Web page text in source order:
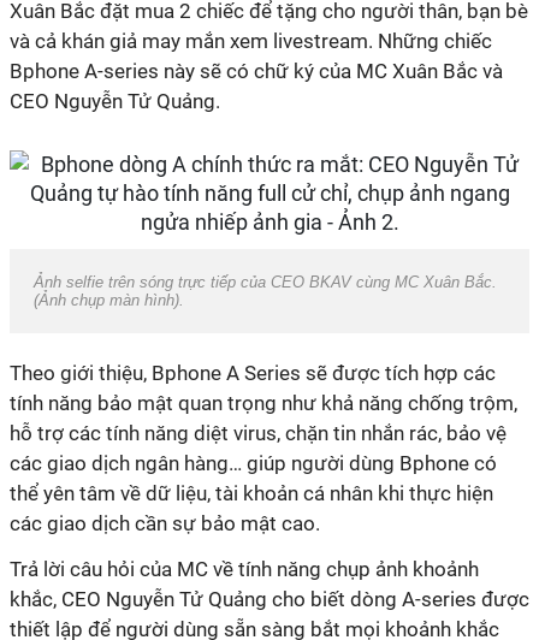
Xuân Bắc đặt mua 2 chiếc để tặng cho người thân, bạn bè
và cả khán giả may mắn xem livestream. Những chiếc
Bphone A-series này sẽ có chữ ký của MC Xuân Bắc và
CEO Nguyễn Tử Quảng.
Ảnh selfie trên sóng trực tiếp của CEO BKAV cùng MC Xuân Bắc.
(Ảnh chụp màn hình).
Theo giới thiệu, Bphone A Series sẽ được tích hợp các
tính năng bảo mật quan trọng như khả năng chống trộm,
hỗ trợ các tính năng diệt virus, chặn tin nhắn rác, bảo vệ
các giao dịch ngân hàng… giúp người dùng Bphone có
thể yên tâm về dữ liệu, tài khoản cá nhân khi thực hiện
các giao dịch cần sự bảo mật cao.
Trả lời câu hỏi của MC về tính năng chụp ảnh khoảnh
khắc, CEO Nguyễn Tử Quảng cho biết dòng A-series được
thiết lập để người dùng sẵn sàng bắt mọi khoảnh khắc